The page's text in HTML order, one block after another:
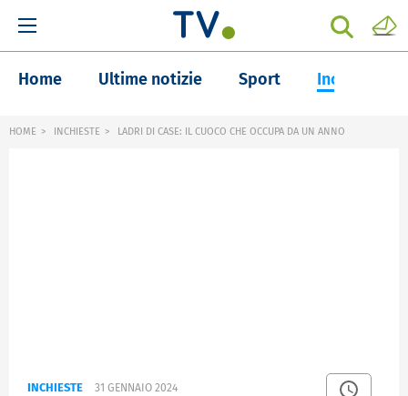
Home Ultime notizie Sport Inchieste
HOME INCHIESTE LADRI DI CASE: IL CUOCO CHE OCCUPA DA UN ANNO
INCHIESTE 31 GENNAIO 2024